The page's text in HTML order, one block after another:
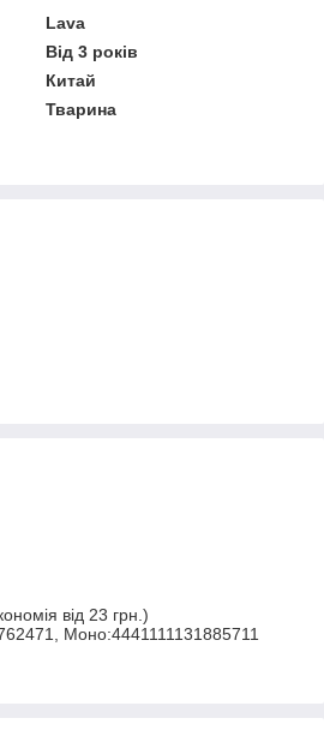
Lava
Від 3 років
Китай
Тварина
від 23 грн.)
Моно:4441111131885711